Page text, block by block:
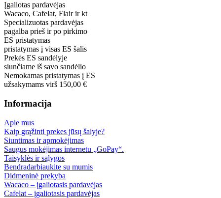
Įgaliotas pardavėjas
Wacaco, Cafelat, Flair ir kt
Specializuotas pardavėjas
pagalba prieš ir po pirkimo
ES pristatymas
pristatymas į visas ES šalis
Prekės ES sandėlyje
siunčiame iš savo sandėlio
Nemokamas pristatymas į ES
užsakymams virš 150,00 €
Informacija
Apie mus
Kaip grąžinti prekes jūsų šalyje?
Siuntimas ir apmokėjimas
Saugus mokėjimas internetu „GoPay“.
Taisyklės ir sąlygos
Bendradarbiaukite su mumis
Didmeninė prekyba
Wacaco – įgaliotasis pardavėjas
Cafelat – įgaliotasis pardavėjas